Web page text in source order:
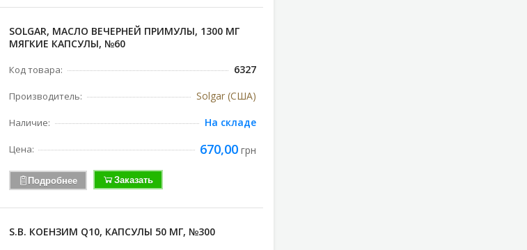
SOLGAR, МАСЛО ВЕЧЕРНЕЙ ПРИМУЛЫ, 1300 МГ
МЯГКИЕ КАПСУЛЫ, №60
Код товара: 6327
Производитель: Solgar (США)
Наличие: На складе
Цена: 670,00грн
Подробнее Заказать
S.B. КОЕНЗИМ Q10, КАПСУЛЫ 50 МГ, №300